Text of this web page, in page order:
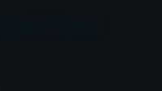
Hivatal